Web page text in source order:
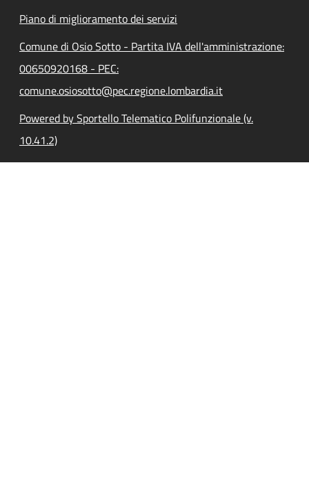
Piano di miglioramento dei servizi
Comune di Osio Sotto - Partita IVA dell'amministrazione:
00650920168 - PEC:
comune.osiosotto@pec.regione.lombardia.it
Powered by Sportello Telematico Polifunzionale (v.
10.41.2)